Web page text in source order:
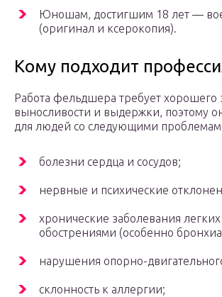
Юношам, достигшим 18 лет —
(оригинал и ксерокопия).
Кому подходит
Работа фельдшера требует хорошего
выносливости и выдержки, поэтому
для людей со следующими
болезни сердца и сосудов;
нервные и психические
хронические заболевания
обострениями (особенно
нарушения опорно-
склонность к аллергии;